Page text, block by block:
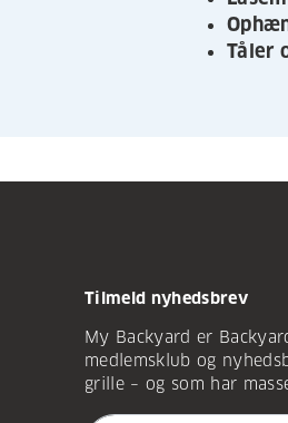
Tåler
Tilmeld nyhedsbrev
My Backyard er
medlemsklub og
grille – og som har